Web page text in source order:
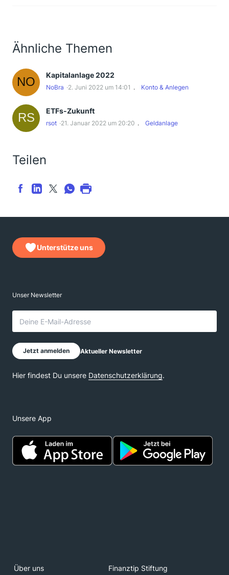
Ähnliche Themen
Kapitalanlage 2022
NoBra 2. Juni 2022 um 14:01 Konto & Anlegen
ETFs-Zukunft
rsot 21. Januar 2022 um 20:20 Geldanlage
Teilen
Unterstütze uns
Unsere App
Über uns Finanztip Stiftung